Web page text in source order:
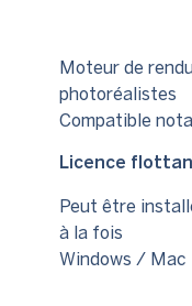
Moteur de
photoréalistes
Compatible
Licence
Peut être
à la fois
Windows / Mac